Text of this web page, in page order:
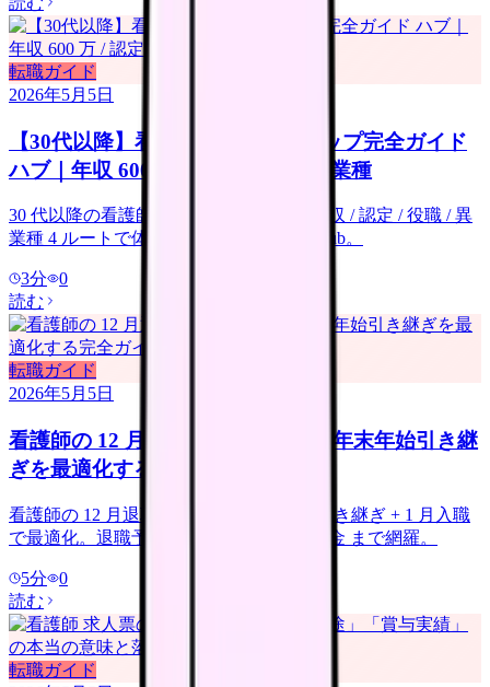
転職ガイド
2026年5月5日
【30代以降】看護師のキャリアアップ完全ガイド
ハブ｜年収 600 万 / 認定 / 役職 / 異業種
30 代以降の看護師のキャリアアップを年収 / 認定 / 役職 / 異
業種 4 ルートで体系化。既存 12 本集約 hub。
3分
0
読む
転職ガイド
2026年5月5日
看護師の 12 月退職｜冬ボーナス・年末年始引き継
ぎを最適化する完全ガイド
看護師の 12 月退職を冬ボーナス + 年末引き継ぎ + 1 月入職
で最適化。退職予告 / シフト / 有給 / 退職金 まで網羅。
5分
0
読む
転職ガイド